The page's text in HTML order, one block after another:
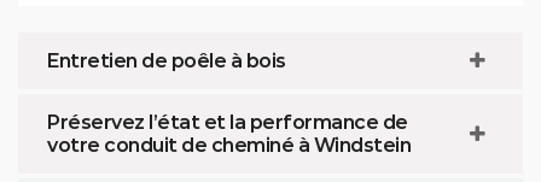
Entretien de poêle à bois
Préservez l’état et la performance de
votre conduit de cheminé à Windstein